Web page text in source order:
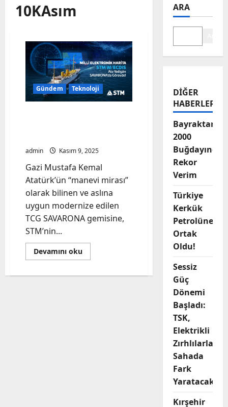
10KAsım
Gündem Teknoloji
admin Kasım 9, 2025
Gazi Mustafa Kemal
Atatürk’ün “manevi mirası”
olarak bilinen ve aslına
uygun modernize edilen
TCG SAVARONA gemisine,
STM’nin...
Devamını okuRead
more
SAVARONA,
ARA
DIĞER
HABERLER
Bayraktar-
2000
Buğdayında
Rekor
Verim
Türkiye
Kerkük
Petrolüne
Ortak
Oldu!
Sessiz
Güç
Dönemi
Başladı:
TSK,
Elektrikli
Zırhlılarla
Sahada
Fark
Yaratacak
Kırşehir